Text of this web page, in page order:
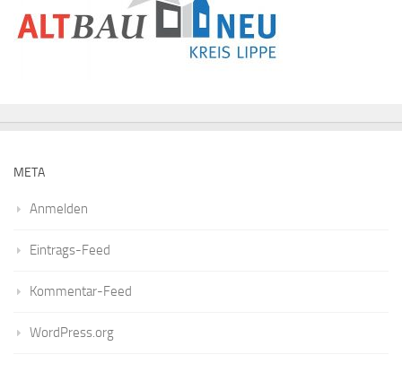
META
Anmelden
Eintrags-Feed
Kommentar-Feed
WordPress.org